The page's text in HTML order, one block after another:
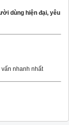
dùng hiện đại, yêu
nhanh nhất